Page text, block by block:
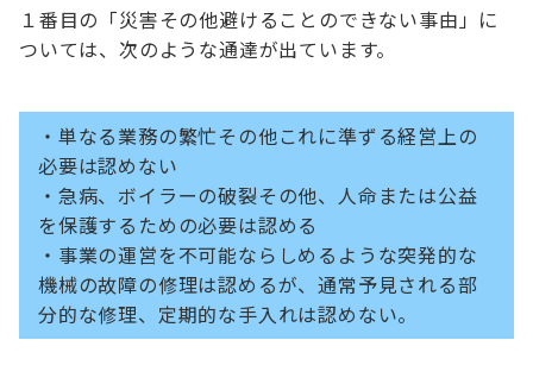
１番目の「災害その他避けることのできない事由」に
ついては、次のような通達が出ています。
・単なる業務の繁忙その他これに準ずる経営上の
必要は認めない
・急病、ボイラーの破裂その他、人命または公益
を保護するための必要は認める
・事業の運営を不可能ならしめるような突発的な
機械の故障の修理は認めるが、通常予見される部
分的な修理、定期的な手入れは認めない。